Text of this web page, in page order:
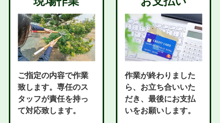
ご指定の内容で作業
致します。専任のス
タッフが責任を持っ
て対応致します。
作業が終わりました
ら、お立ち合いいた
だき、最後にお支払
いをお願いします。